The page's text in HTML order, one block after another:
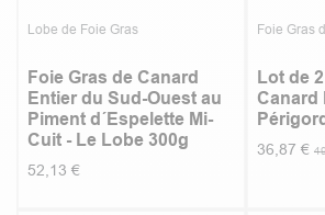
Lobe de Foie Gras
Foie Gras de Canard
Entier du Sud-Ouest au
Piment d´Espelette Mi-
Cuit - Le Lobe 300g
52,13 €
Foie Gras
Lot de
Canard
36,87 €